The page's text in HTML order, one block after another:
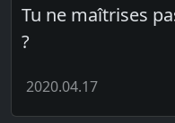
Tu ne maîtrises
?
2020.04.17